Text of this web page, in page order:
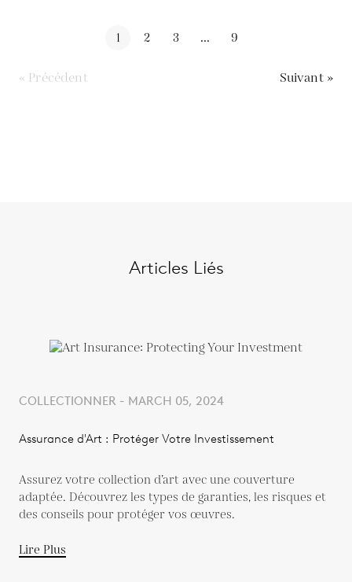
1 2 3 ... 9
« Précédent Suivant »
Articles Liés
COLLECTIONNER - MARCH 05, 2024
Assurance d'Art : Protéger Votre Investissement
Assurez votre collection d’art avec une couverture
adaptée. Découvrez les types de garanties, les risques et
des conseils pour protéger vos œuvres.
Lire Plus